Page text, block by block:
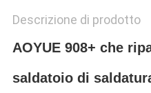
Descrizione di prodotto
AOYUE 908+ che
saldatoio di